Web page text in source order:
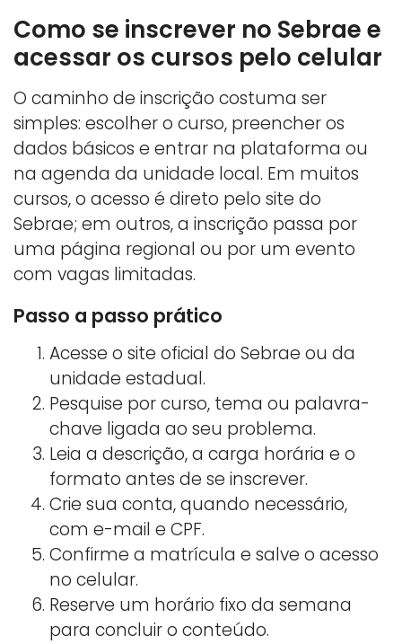
Como se inscrever no Sebrae e
acessar os cursos pelo celular
O caminho de inscrição costuma ser
simples: escolher o curso, preencher os
dados básicos e entrar na plataforma ou
na agenda da unidade local. Em muitos
cursos, o acesso é direto pelo site do
Sebrae; em outros, a inscrição passa por
uma página regional ou por um evento
com vagas limitadas.
Passo a passo prático
Acesse o site oficial do Sebrae ou da
unidade estadual.
Pesquise por curso, tema ou palavra-
chave ligada ao seu problema.
Leia a descrição, a carga horária e o
formato antes de se inscrever.
Crie sua conta, quando necessário,
com e-mail e CPF.
Confirme a matrícula e salve o acesso
no celular.
Reserve um horário fixo da semana
para concluir o conteúdo.